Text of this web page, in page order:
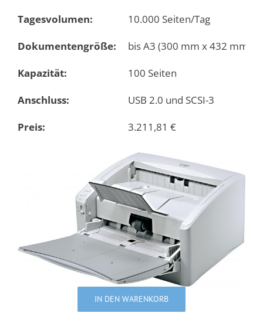
Tagesvolumen:
10.000 Seiten/Tag
Dokumentengröße:
bis A3 (300 mm x 432 mm)
Kapazität:
100 Seiten
Anschluss:
USB 2.0 und SCSI-3
Preis:
3.211,81 €
IN DEN WARENKORB